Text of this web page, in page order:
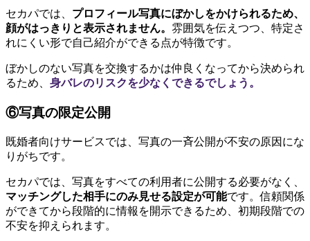
セカパでは、 プロフィール写真にぼかしをかけられるため、
顔がはっきりと表示されません。 雰囲気を伝えつつ、特定さ
れにくい形で自己紹介ができる点が特徴です。
ぼかしのない写真を交換するかは仲良くなってから決められ
るため、 身バレのリスクを少なくできるでしょう。
⑥写真の限定公開
既婚者向けサービスでは、写真の一斉公開が不安の原因にな
りがちです。
セカパでは、写真をすべての利用者に公開する必要がなく、
マッチングした相手にのみ見せる設定が可能です。信頼関係
ができてから段階的に情報を開示できるため、初期段階での
不安を抑えられます。